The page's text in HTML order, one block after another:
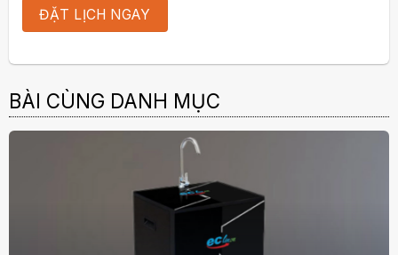
BÀI CÙNG DANH MỤC